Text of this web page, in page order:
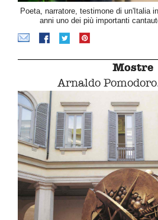
Poeta, narratore, testimone di un'Italia
anni uno dei più importanti
Mostre
Arnaldo